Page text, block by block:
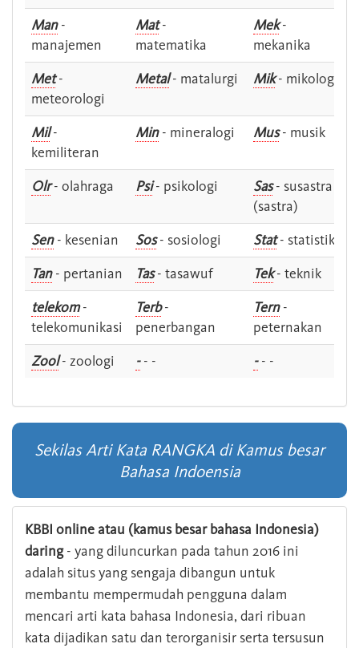
Man-
manajemen
Mat-
matematika
Mek-
mekanika
Met-
meteorologi
Metal- matalurgi Mik- mikologi
Mil-
kemiliteran
Min- mineralogi Mus- musik
Olr- olahraga Psi- psikologi Sas- susastra -
(sastra)
Sen- kesenian Sos- sosiologi Stat- statistik
Tan- pertanian Tas- tasawuf Tek- teknik
telekom-
telekomunikasi
Terb-
penerbangan
Tern-
peternakan
Zool- zoologi -- - -- -
Sekilas Arti Kata RANGKA di Kamus besar
Bahasa Indoensia
KBBI online atau (kamus besar bahasa Indonesia)
daring- yang diluncurkan pada tahun 2016 ini
adalah situs yang sengaja dibangun untuk
membantu mempermudah pengguna dalam
mencari arti kata bahasa Indonesia, dari ribuan
kata dijadikan satu dan terorganisir serta tersusun